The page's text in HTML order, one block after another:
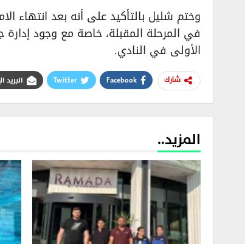
وختم شليل بالتأكيد على أنه بعد انتهاء
في المرحلة المقبلة، خاصة مع وجود إدارة
الأولى في النادي.
شارك Facebook
Twitter البريد
المزيد..